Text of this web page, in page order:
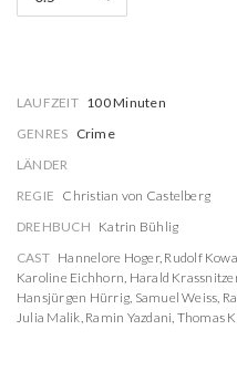
LAUFZEIT 100 Minuten
GENRES Crime
LÄNDER
REGIE Christian von Castelberg
DREHBUCH Katrin Bühlig
CAST Hannelore Hoger, Rudolf
Karoline Eichhorn, Harald
Hansjürgen Hürrig, Samuel Weiss,
Julia Malik, Ramin Yazdani, Thomas